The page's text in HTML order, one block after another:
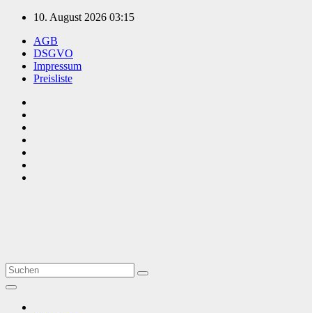
Zum
springen
10. August 2026 03:15
AGB
DSGVO
Impressum
Preisliste